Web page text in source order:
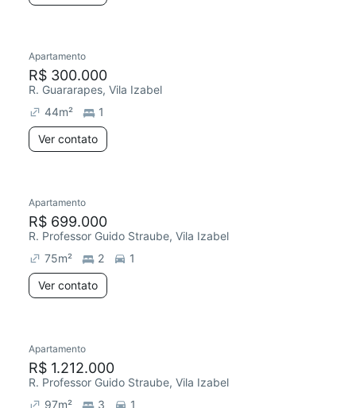
Apartamento
R$ 300.000
R. Guararapes, Vila Izabel
44m²
1
Ver contato
Apartamento
R$ 699.000
R. Professor Guido Straube, Vila Izabel
75m² 2
1
Ver contato
Apartamento
R$ 1.212.000
R. Professor Guido Straube, Vila Izabel
97m² 3 1